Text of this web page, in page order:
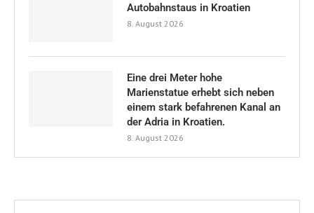
Autobahnstaus in Kroatien
8. August 2026
Eine drei Meter hohe
Marienstatue erhebt sich neben
einem stark befahrenen Kanal an
der Adria in Kroatien.
8. August 2026